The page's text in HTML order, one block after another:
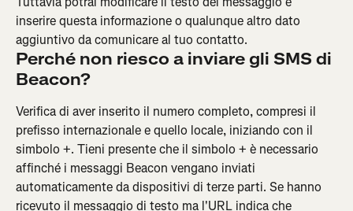
inserire questa informazione o qualunque altro dato
aggiuntivo da comunicare al tuo contatto.
Perché non riesco a inviare gli SMS di
Beacon?
Verifica di aver inserito il numero completo, compresi il
prefisso internazionale e quello locale, iniziando con il
simbolo +. Tieni presente che il simbolo + è necessario
affinché i messaggi Beacon vengano inviati
automaticamente da dispositivi di terze parti. Se hanno
ricevuto il messaggio di testo ma l'URL indica che